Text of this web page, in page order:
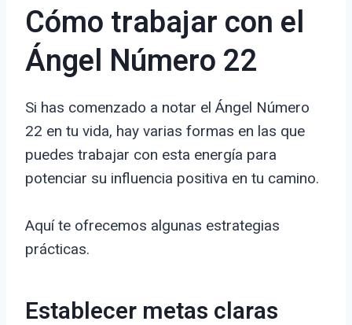
Cómo trabajar con el
Ángel Número 22
Si has comenzado a notar el Ángel Número
22 en tu vida, hay varias formas en las que
puedes trabajar con esta energía para
potenciar su influencia positiva en tu camino.
Aquí te ofrecemos algunas estrategias
prácticas.
Establecer metas claras